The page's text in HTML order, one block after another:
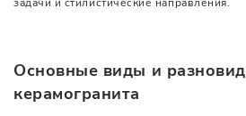
задачи и стилистические направления.
Основные виды и
керамогранита